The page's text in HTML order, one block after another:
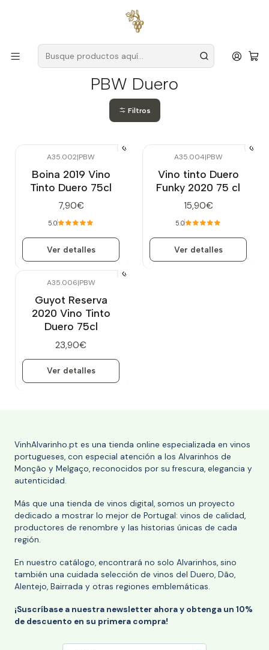
para pedidos superiores a
Productores Duero PBW Duero
PBW Duero
Filtros
A35.002|PBW
Boina 2019 Vino
Tinto Duero 75cl
7,90€
5.0
Ver detalles
A35.004|PBW
Vino tinto Duero
Funky 2020 75 cl
15,90€
5.0
Ver detalles
A35.006|PBW
Guyot Reserva
2020 Vino Tinto
Duero 75cl
23,90€
Ver detalles
VinhAlvarinho.pt es una tienda online especializada en vinos
portugueses, con especial atención a los Alvarinhos de
Monção y Melgaço, reconocidos por su frescura, elegancia y
autenticidad.
Más que una tienda de vinos digital, somos un proyecto
dedicado a mostrar lo mejor de Portugal: vinos de calidad,
productores de renombre y las historias únicas de cada
región.
En nuestro catálogo, encontrará no solo Alvarinhos, sino
también una cuidada selección de vinos del Duero, Dão,
Alentejo, Bairrada y otras regiones emblemáticas.
¡Suscríbase a nuestra newsletter ahora y obtenga un 10%
de descuento en su primera compra!